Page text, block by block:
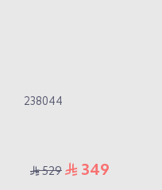
238044
349
529